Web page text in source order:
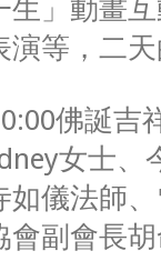
生」動畫
演等，二
佛誕吉
女士
如儀法師
會副會長